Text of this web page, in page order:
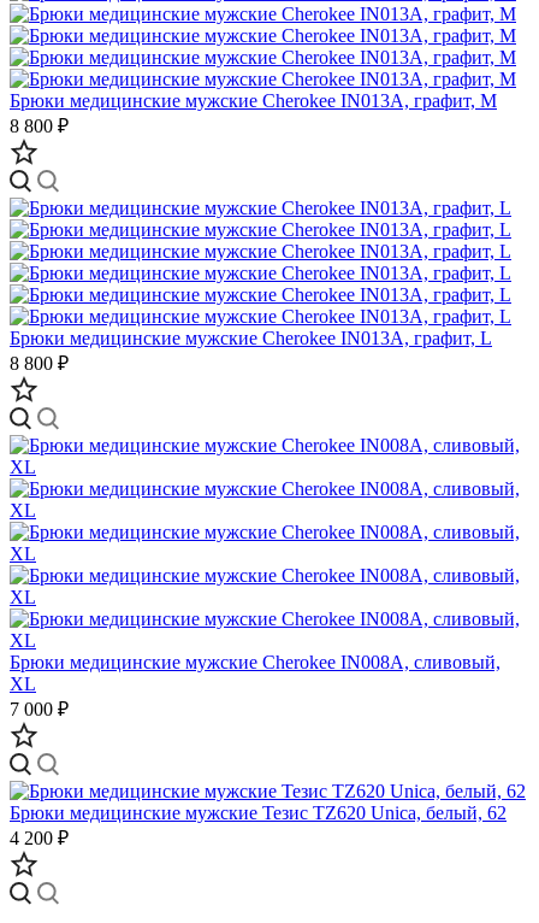
Брюки медицинские мужские Cherokee IN013A, графит, M
8 800 ₽
Брюки медицинские мужские Cherokee IN013A, графит, L
8 800 ₽
Брюки медицинские мужские Cherokee IN008A, сливовый,
XL
7 000 ₽
Брюки медицинские мужские Тезис TZ620 Unica, белый, 62
4 200 ₽